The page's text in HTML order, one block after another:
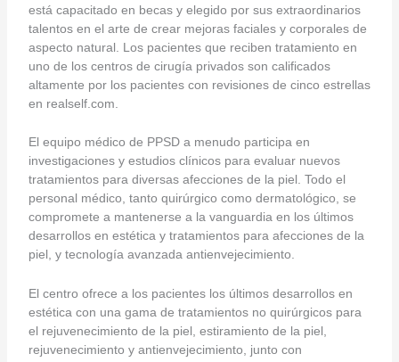
está capacitado en becas y elegido por sus extraordinarios
talentos en el arte de crear mejoras faciales y corporales de
aspecto natural. Los pacientes que reciben tratamiento en
uno de los centros de cirugía privados son calificados
altamente por los pacientes con revisiones de cinco estrellas
en realself.com.
El equipo médico de PPSD a menudo participa en
investigaciones y estudios clínicos para evaluar nuevos
tratamientos para diversas afecciones de la piel. Todo el
personal médico, tanto quirúrgico como dermatológico, se
compromete a mantenerse a la vanguardia en los últimos
desarrollos en estética y tratamientos para afecciones de la
piel, y tecnología avanzada antienvejecimiento.
El centro ofrece a los pacientes los últimos desarrollos en
estética con una gama de tratamientos no quirúrgicos para
el rejuvenecimiento de la piel, estiramiento de la piel,
rejuvenecimiento y antienvejecimiento, junto con